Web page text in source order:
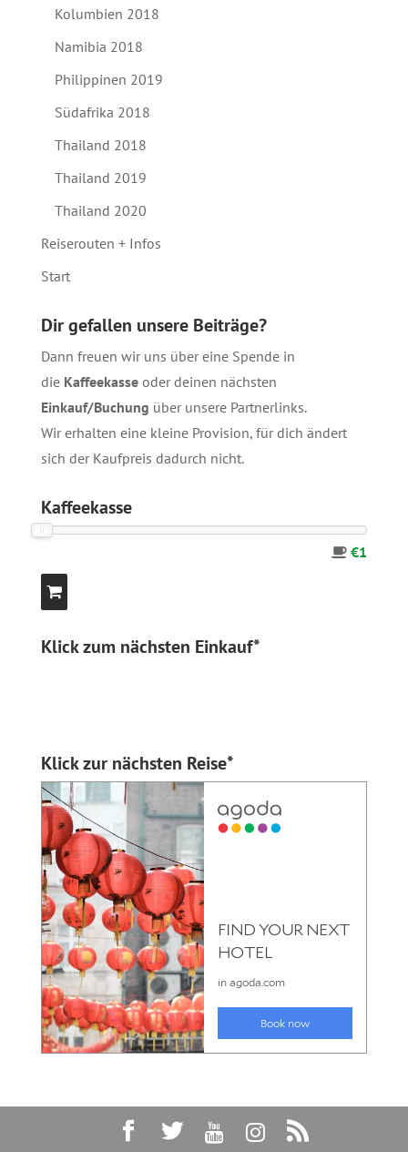
Kolumbien 2018
Namibia 2018
Philippinen 2019
Südafrika 2018
Thailand 2018
Thailand 2019
Thailand 2020
Reiserouten + Infos
Start
Dir gefallen unsere Beiträge?
Dann freuen wir uns über eine Spende in
die Kaffeekasseoder deinen nächsten
Einkauf/Buchung über unsere Partnerlinks.
Wir erhalten eine kleine Provision, für dich ändert
sich der Kaufpreis dadurch nicht.
Kaffeekasse
€1
Klick zum nächsten Einkauf*
Klick zur nächsten Reise*